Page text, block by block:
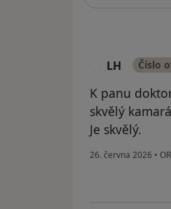
LH Číslo
K panu
skvělý
Je skvělý.
26. června 2026 •